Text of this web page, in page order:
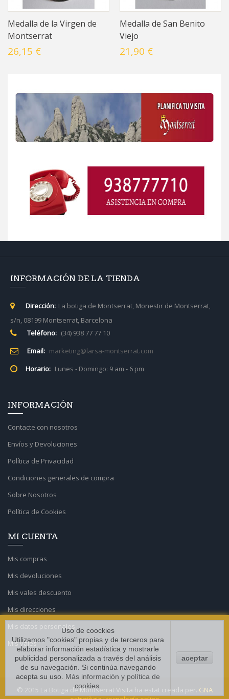
Medalla de la Virgen de
Montserrat
26,15 €
Medalla de San Benito
Viejo
21,90 €
INFORMACIÓN DE LA TIENDA
Dirección: La botiga de Montserrat, Monestir de Montserrat,
s/n, 08199 Montserrat, Barcelona
Teléfono: (34) 938 77 77 10
Email: marketing@larsa-montserrat.com
Horario: Lunes - Domingo: 9 am - 6 pm
INFORMACIÓN
Contacte con nosotros
Envíos y Devoluciones
Política de Privacidad
Condiciones generales de compra
Sobre Nosotros
Política de Cookies
MI CUENTA
Mis compras
Mis devoluciones
Mis vales descuento
Mis direcciones
Mis datos personales
Mis vales
Uso de coockies
Utilizamos "cookies" propias y de terceros para
elaborar información estadística y mostrarle
publicidad personalizada a través del análisis
de su navegación. Si continúa navegando
acepta su uso. Más información y política de
cookies
aceptar
© 2015 La Botiga de Montserrat Visita ha estat creada per. GNA